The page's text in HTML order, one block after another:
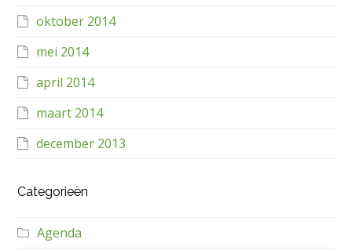
oktober 2014
mei 2014
april 2014
maart 2014
december 2013
Categorieën
Agenda